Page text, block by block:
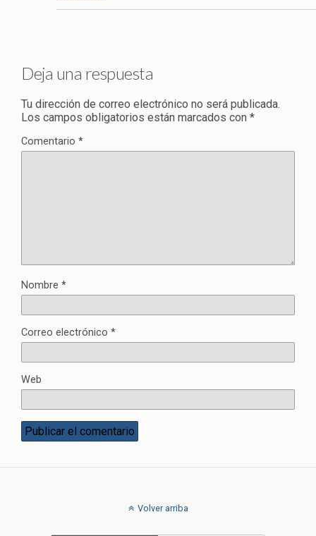
Deja una respuesta
Tu dirección de correo electrónico no será publicada.
Los campos obligatorios están marcados con *
Comentario *
Nombre *
Correo electrónico *
Web
Volver arriba